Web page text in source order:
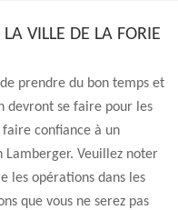
VILLE DE LA FORIE
prendre du bon temps et
devront se faire pour les
confiance à un
Veuillez noter
les opérations dans les
que vous ne serez pas